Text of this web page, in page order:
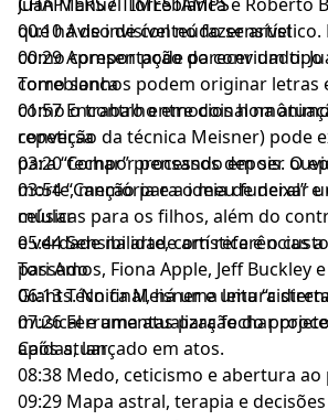
que há de invisível no fazer artístico.
como compor pode parecer um tipo
como sonhos podem originar letras
como o trabalho emocional na
repetição da técnica Meisner) pode
para “fechar” processos depois. O
morte, memória e a ideia de deixar
músicas para os filhos, além do
e verdade na arte, com referências a
Tori Amos, Fiona Apple, Jeff Buckley
Giants. No final, há uma leitura
musical e uma atualização do
Caídas, lançado em atos.
00:10 Aviso de conteúdo sensível
00:29 Apresentação do convidado:
Torreblanca
01:57 Encontro entre dois
conversa
03:20 Compor pensando em ser
03:54 “Canção para o meu funeral”
celular
05:44 Sensibilidade artística e o
passado
06:13 Técnica Meisner e uma
07:26 Ferramentas para fechar
após atuar
08:38 Medo, ceticismo e abertura
09:29 Mapa astral, terapia e